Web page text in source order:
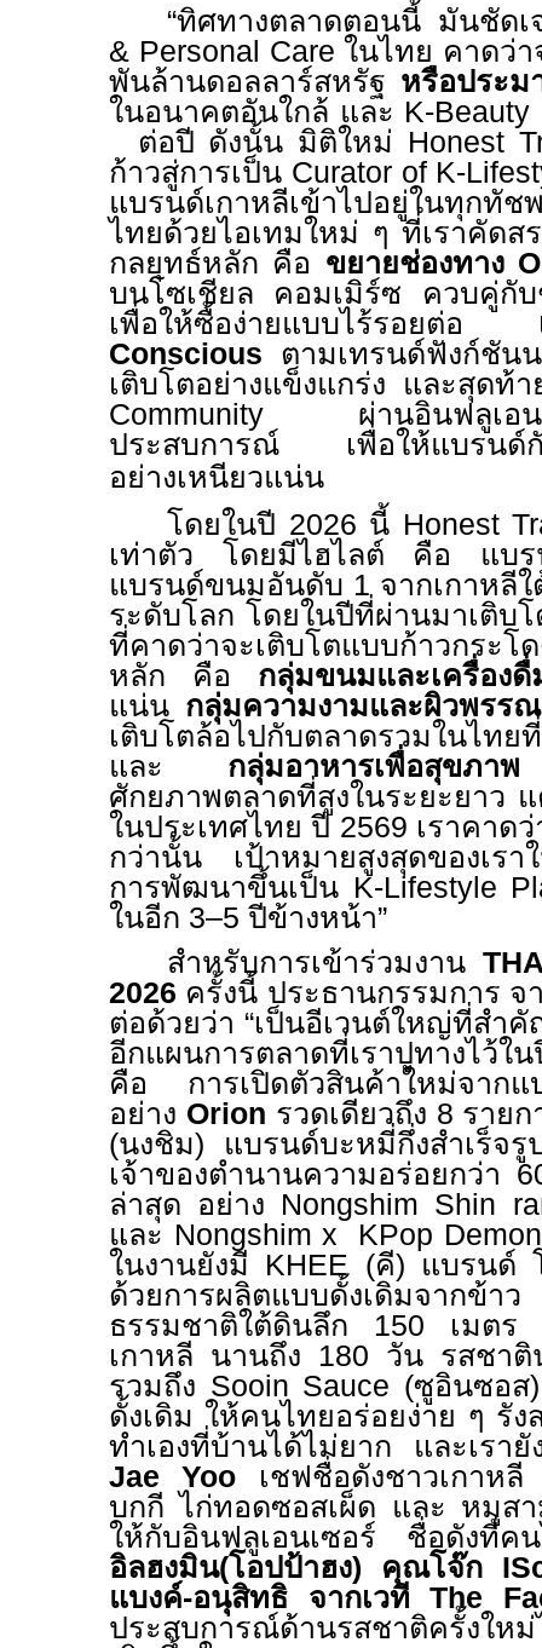
“ทิศทางตลาดตอนนี้ มันชัด
& Personal Careในไทย คาดว่า
พันล้านดอลลาร์สหรัฐ หรือประ
ในอนาคตอันใกล้ และ K-Beauty
ต่อปี ดังนั้น มิติใหม่ Honest
ก้าวสู่การเป็น Curator of K-
แบรนด์เกาหลีเข้าไปอยู่ในทุกทั
ไทยด้วยไอเทมใหม่ ๆ ที่เราคัดส
กลยุทธ์หลัก คือ ขยายช่องทาง
บนโซเชียล คอมเมิร์ซ ควบคู่กับ
เพื่อให้ซื้อง่ายแบบไร้รอยต่อ
Conscious
ตามเทรนด์ฟังก์ชัน
เติบโตอย่างแข็งแกร่ง และสุดท้
Community ผ่านอินฟลูเอ
ประสบการณ์ เพื่อให้แบรนด์กั
อย่างเหนียวแน่น
โดยในปี 2026 นี้ Honest
เท่าตัว โดยมีไฮไลต์ คือ แ
แบรนด์ขนมอันดับ 1 จากเกาหลีใ
ระดับโลก โดยในปีที่ผ่านมาเติบ
ที่คาดว่าจะเติบโตแบบก้าวกร
หลัก คือ กลุ่มขนมและเครื่องดื่
แน่น กลุ่มความงามและผิวพร
เติบโตล้อไปกับตลาดรวมในไท
และ กลุ่มอาหารเพื่อสุขภาพ
ศักยภาพตลาดที่สูงในระยะยาว
ในประเทศไทย ปี 2569 เราคาด
กว่านั้น เป้าหมายสูงสุดของเร
การพัฒนาขึ้นเป็น K-Lifestyle
ในอีก 3–5 ปีข้างหน้า”
สำหรับการเข้าร่วมงาน
2026 ครั้งนี้ ประธานกรรมการ จ
ต่อด้วยว่า “เป็นอีเวนต์ใหญ่ที่สำคั
อีกแผนการตลาดที่เราปูทางไว้ใ
คือ การเปิดตัวสินค้าใหม่จากแ
อย่าง Orion รวดเดียวถึง 8 ราย
(นงชิม) แบรนด์บะหมี่กึ่งสำเร็
เจ้าของตำนานความอร่อยกว่า 6
ล่าสุด อย่าง Nongshim Shin
และ Nongshim x KPop
ในงานยังมี KHEE (คี) แบรนด์
ด้วยการผลิตแบบดั้งเดิมจากข้
ธรรมชาติใต้ดินลึก 150 เมตร
เกาหลี นานถึง 180 วัน รสชาติ
รวมถึง Sooin Sauce (ซูอินซอส
ดั้งเดิม ให้คนไทยอร่อยง่าย ๆ รั
ทำเองที่บ้านได้ไม่ยาก และเรา
Jae Yoo เชฟชื่อดังชาวเกาหลี
บกกี ไก่ทอดซอสเผ็ด และ หมูส
ให้กับอินฟลูเอนเซอร์ ชื่อดังที่ค
อิลฮงมิน(โอปป้าฮง)
คุณโจ๊ก
แบงค์-อนุสิทธิ จากเวทีThe
ประสบการณ์ด้านรสชาติครั้งให